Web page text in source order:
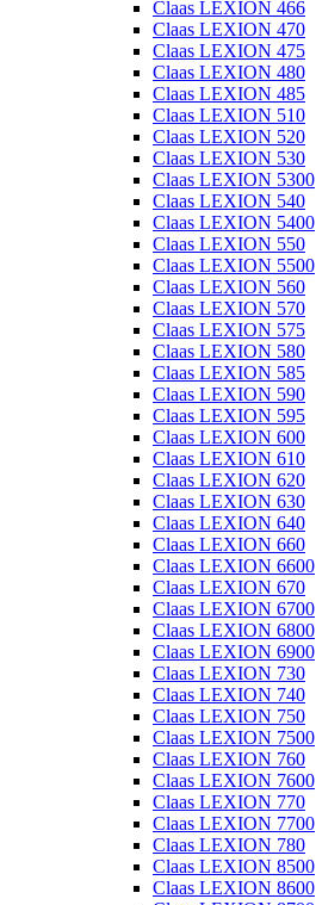
Claas LEXION 466
Claas LEXION 470
Claas LEXION 475
Claas LEXION 480
Claas LEXION 485
Claas LEXION 510
Claas LEXION 520
Claas LEXION 530
Claas LEXION 5300
Claas LEXION 540
Claas LEXION 5400
Claas LEXION 550
Claas LEXION 5500
Claas LEXION 560
Claas LEXION 570
Claas LEXION 575
Claas LEXION 580
Claas LEXION 585
Claas LEXION 590
Claas LEXION 595
Claas LEXION 600
Claas LEXION 610
Claas LEXION 620
Claas LEXION 630
Claas LEXION 640
Claas LEXION 660
Claas LEXION 6600
Claas LEXION 670
Claas LEXION 6700
Claas LEXION 6800
Claas LEXION 6900
Claas LEXION 730
Claas LEXION 740
Claas LEXION 750
Claas LEXION 7500
Claas LEXION 760
Claas LEXION 7600
Claas LEXION 770
Claas LEXION 7700
Claas LEXION 780
Claas LEXION 8500
Claas LEXION 8600